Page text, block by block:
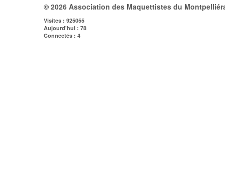
© 2026 Association des Maquettistes du
Visites : 925055
Aujourd'hui : 78
Connectés : 4